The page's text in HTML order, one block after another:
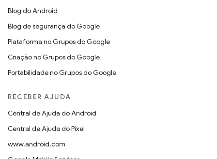
Blog do Android
Blog de segurança do Google
Plataforma no Grupos do Google
Criação no Grupos do Google
Portabilidade no Grupos do Google
RECEBER AJUDA
Central de Ajuda do Android
Central de Ajuda do Pixel
www.android.com